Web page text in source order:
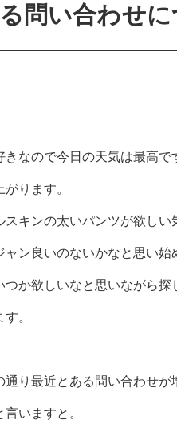
問い合わせに
なので今日の天気は最高で
ります。
キンの太いパンツが欲しい
ン良いのないかなと思い始
か欲しいなと思いながら
。
り最近とある問い合わせが
いますと。